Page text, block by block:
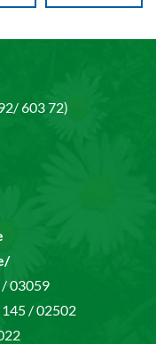
603 72)
03059
/ 02502